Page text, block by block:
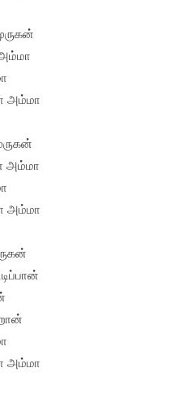
அம்மா
அம்மா
அம்மா
அம்மா